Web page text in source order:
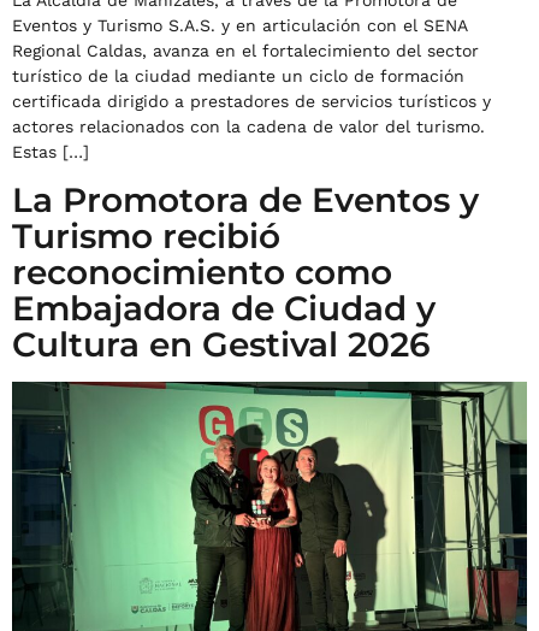
Eventos y Turismo S.A.S. y en articulación con el SENA
Regional Caldas, avanza en el fortalecimiento del sector
turístico de la ciudad mediante un ciclo de formación
certificada dirigido a prestadores de servicios turísticos y
actores relacionados con la cadena de valor del turismo.
Estas […]
La Promotora de Eventos y
Turismo recibió
reconocimiento como
Embajadora de Ciudad y
Cultura en Gestival 2026